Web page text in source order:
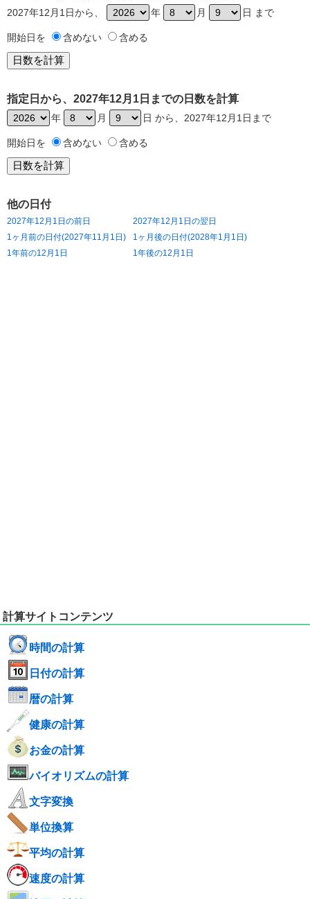
2027年12月1日から、 年 月 日 まで
開始日を 含めない 含める
指定日から、2027年12月1日までの日数を計算
年 月 日 から、2027年12月1日まで
開始日を 含めない 含める
他の日付
2027年12月1日の前日
2027年12月1日の翌日
1ヶ月前の日付(2027年11月1日)
1ヶ月後の日付(2028年1月1日)
1年前の12月1日
1年後の12月1日
計算サイトコンテンツ
時間の計算
日付の計算
暦の計算
健康の計算
お金の計算
バイオリズムの計算
文字変換
単位換算
平均の計算
速度の計算